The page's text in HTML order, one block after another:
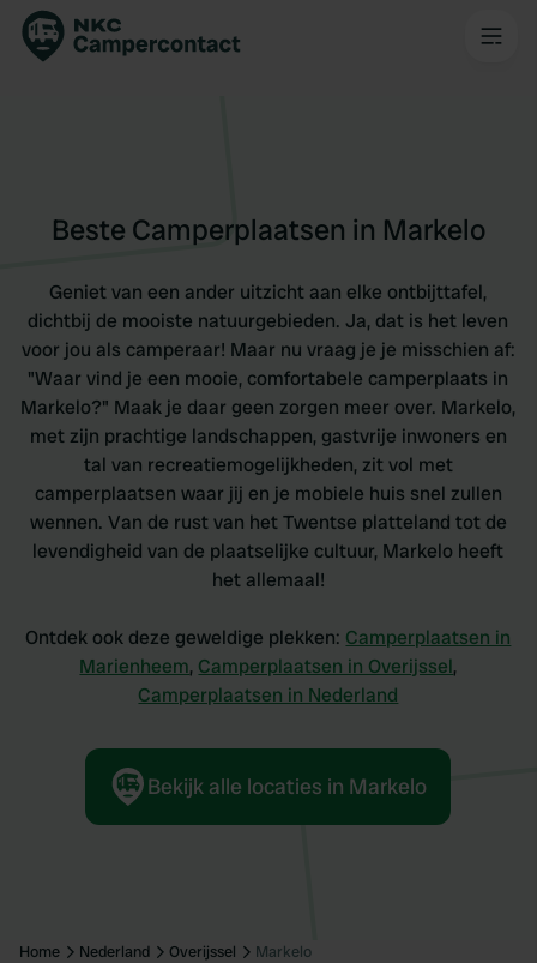
Beste Camperplaatsen in Markelo
Geniet van een ander uitzicht aan elke ontbijttafel,
dichtbij de mooiste natuurgebieden. Ja, dat is het leven
voor jou als camperaar! Maar nu vraag je je misschien af:
"Waar vind je een mooie, comfortabele camperplaats in
Markelo?" Maak je daar geen zorgen meer over. Markelo,
met zijn prachtige landschappen, gastvrije inwoners en
tal van recreatiemogelijkheden, zit vol met
camperplaatsen waar jij en je mobiele huis snel zullen
wennen. Van de rust van het Twentse platteland tot de
levendigheid van de plaatselijke cultuur, Markelo heeft
het allemaal!
Ontdek ook deze geweldige plekken: Camperplaatsen in
Marienheem, Camperplaatsen in Overijssel,
Camperplaatsen in Nederland
Bekijk alle locaties in Markelo
Home Nederland Overijssel Markelo